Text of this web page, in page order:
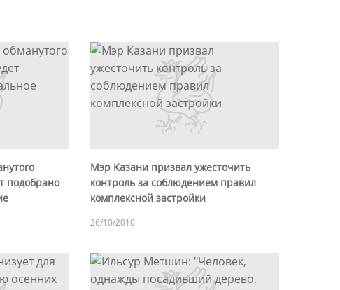
подобрано
Мэр Казани призвал ужесточить
контроль за соблюдением правил
комплексной застройки
26/10/2010